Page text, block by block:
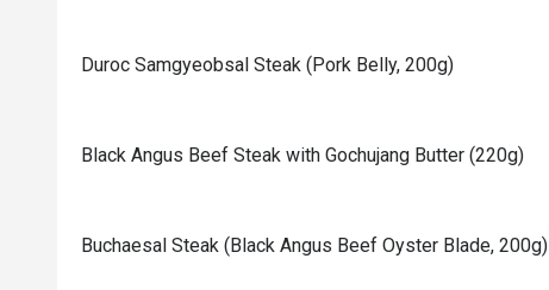
Duroc Samgyeobsal Steak (Pork Belly, 200g)
Black Angus Beef Steak with Gochujang Butter (220g)
⁠⁠Buchaesal Steak (Black Angus Beef Oyster Blade, 200g)